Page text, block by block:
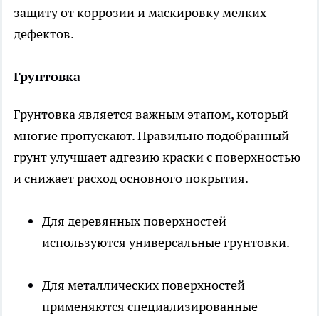
защиту от коррозии и маскировку мелких
дефектов.
Грунтовка
Грунтовка является важным этапом, который
многие пропускают. Правильно подобранный
грунт улучшает адгезию краски с поверхностью
и снижает расход основного покрытия.
Для деревянных поверхностей
используются универсальные грунтовки.
Для металлических поверхностей
применяются специализированные